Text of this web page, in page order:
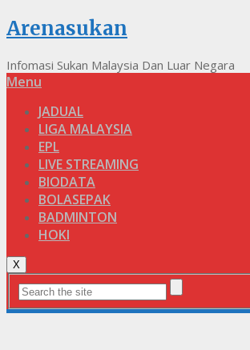
Arenasukan
Infomasi Sukan Malaysia Dan Luar Negara
Menu
JADUAL
LIGA MALAYSIA
EPL
LIVE STREAMING
BIODATA
BOLASEPAK
BADMINTON
HOKI
X